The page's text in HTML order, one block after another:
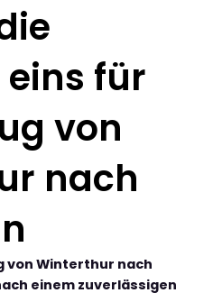
für
von
nach
von Winterthur nach
einem zuverlässigen